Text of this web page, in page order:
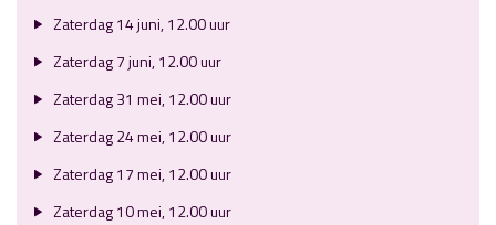
Zaterdag 14 juni, 12.00 uur
Zaterdag 7 juni, 12.00 uur
Zaterdag 31 mei, 12.00 uur
Zaterdag 24 mei, 12.00 uur
Zaterdag 17 mei, 12.00 uur
Zaterdag 10 mei, 12.00 uur